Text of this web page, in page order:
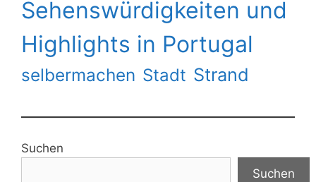
Sehenswürdigkeiten und
Highlights in Portugal
selbermachen Stadt Strand
Suchen
Suchen